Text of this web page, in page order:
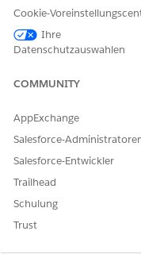
Cookie-
Ihre
Datenschutzauswahlen
COMMUNITY
AppExchange
Salesforce-
Salesforce-Entwickler
Trailhead
Schulung
Trust